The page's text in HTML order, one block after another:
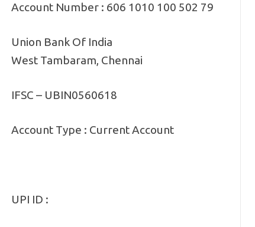
Account Number : 606 1010 100 502 79
Union Bank Of India
West Tambaram, Chennai
IFSC – UBIN0560618
Account Type : Current Account
UPI ID :